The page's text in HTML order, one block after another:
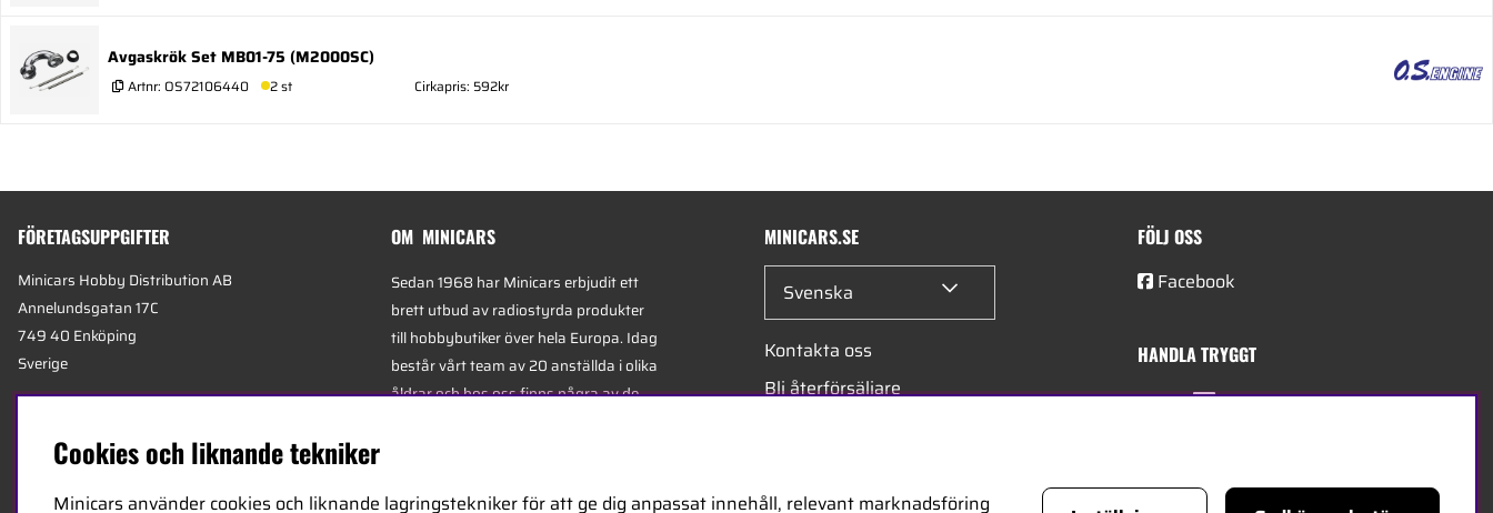
Avgaskrök Set MB01-75 (M2000SC)
Artnr: OS72106440 2 st Cirkapris: 592kr
FÖRETAGSUPPGIFTER
Minicars Hobby Distribution AB
Annelundsgatan 17C
749 40 Enköping
Sverige
E-mail:info@minicars.se
OM MINICARS
Sedan 1968 har Minicars erbjudit ett
brett utbud av radiostyrda produkter
till hobbybutiker över hela Europa. Idag
består vårt team av 20 anställda i olika
åldrar och hos oss finns några av de
MINICARS.SE
Svenska
Kontakta oss
Bli återförsäljare
FÖLJ OSS
Facebook
HANDLA TRYGGT
Cookies och liknande tekniker
Minicars använder cookies och liknande lagringstekniker för att ge dig anpassat innehåll, relevant marknadsföring